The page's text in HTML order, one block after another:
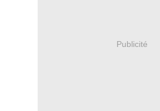
Publicité